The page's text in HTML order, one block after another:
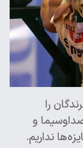
را
و
نداریم.